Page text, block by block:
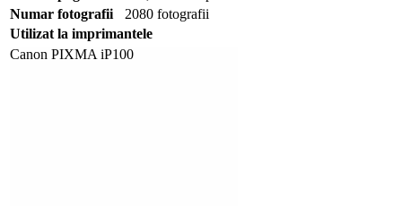
Numar fotografii
2080 fotografii
Utilizat la imprimantele
Canon PIXMA iP100